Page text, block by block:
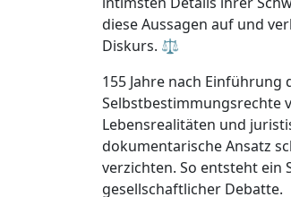
diese Aussagen auf und
Diskurs. ⚖️
155 Jahre nach Einführung
Selbstbestimmungsrechte
Lebensrealitäten und
dokumentarische Ansatz
verzichten. So entsteht ein
gesellschaftlicher Debatte.